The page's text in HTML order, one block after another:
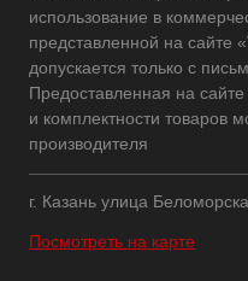
использование в
представленной на сайте
допускается только с
Предоставленная на
и комплектности товаров
производителя
г. Казань улица
Посмотреть на карте